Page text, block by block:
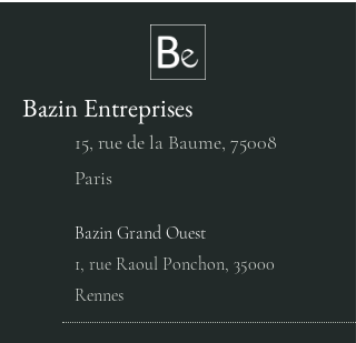
FRANCE TRAVAIL
Bazin Entreprises
15, rue de la Baume, 75008
Paris
Bazin Grand Ouest
1, rue Raoul Ponchon, 35000
Rennes